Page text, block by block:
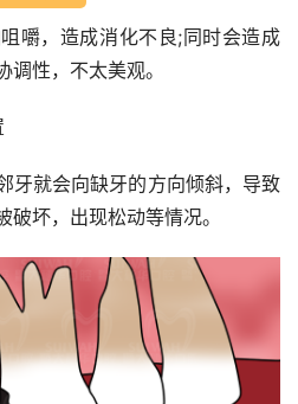
嚼，造成消化不良;同时会造成
性，不太美观。
牙就会向缺牙的方向倾斜，导致
坏，出现松动等情况。